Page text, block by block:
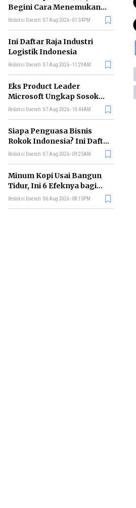
Begini Cara Menemukan
'Spike' agar CV Dilirik HR
Redaksi Daerah 07 Aug 2026 - 01:34PM
Ini Daftar Raja Industri
Logistik Indonesia
Redaksi Daerah 07 Aug 2026 - 11:29AM
Eks Product Leader
Microsoft Ungkap Sosok
yang Paling Cocok
Redaksi Daerah 07 Aug 2026 - 10:44AM
Siapa Penguasa Bisnis
Rokok Indonesia? Ini Daftar
Perusahaan Terbesarnya
Redaksi Daerah 07 Aug 2026 - 09:25AM
Minum Kopi Usai Bangun
Tidur, Ini 6 Efeknya bagi
Kesehatan Tubuh
Redaksi Daerah 06 Aug 2026 - 08:15PM